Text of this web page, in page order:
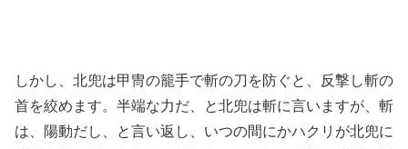
しかし、北兜は甲冑の籠手で斬の刀を防ぐと、反撃し斬の
首を絞めます。半端な力だ、と北兜は斬に言いますが、斬
は、陽動だし、と言い返し、いつの間にかハクリが北兜に